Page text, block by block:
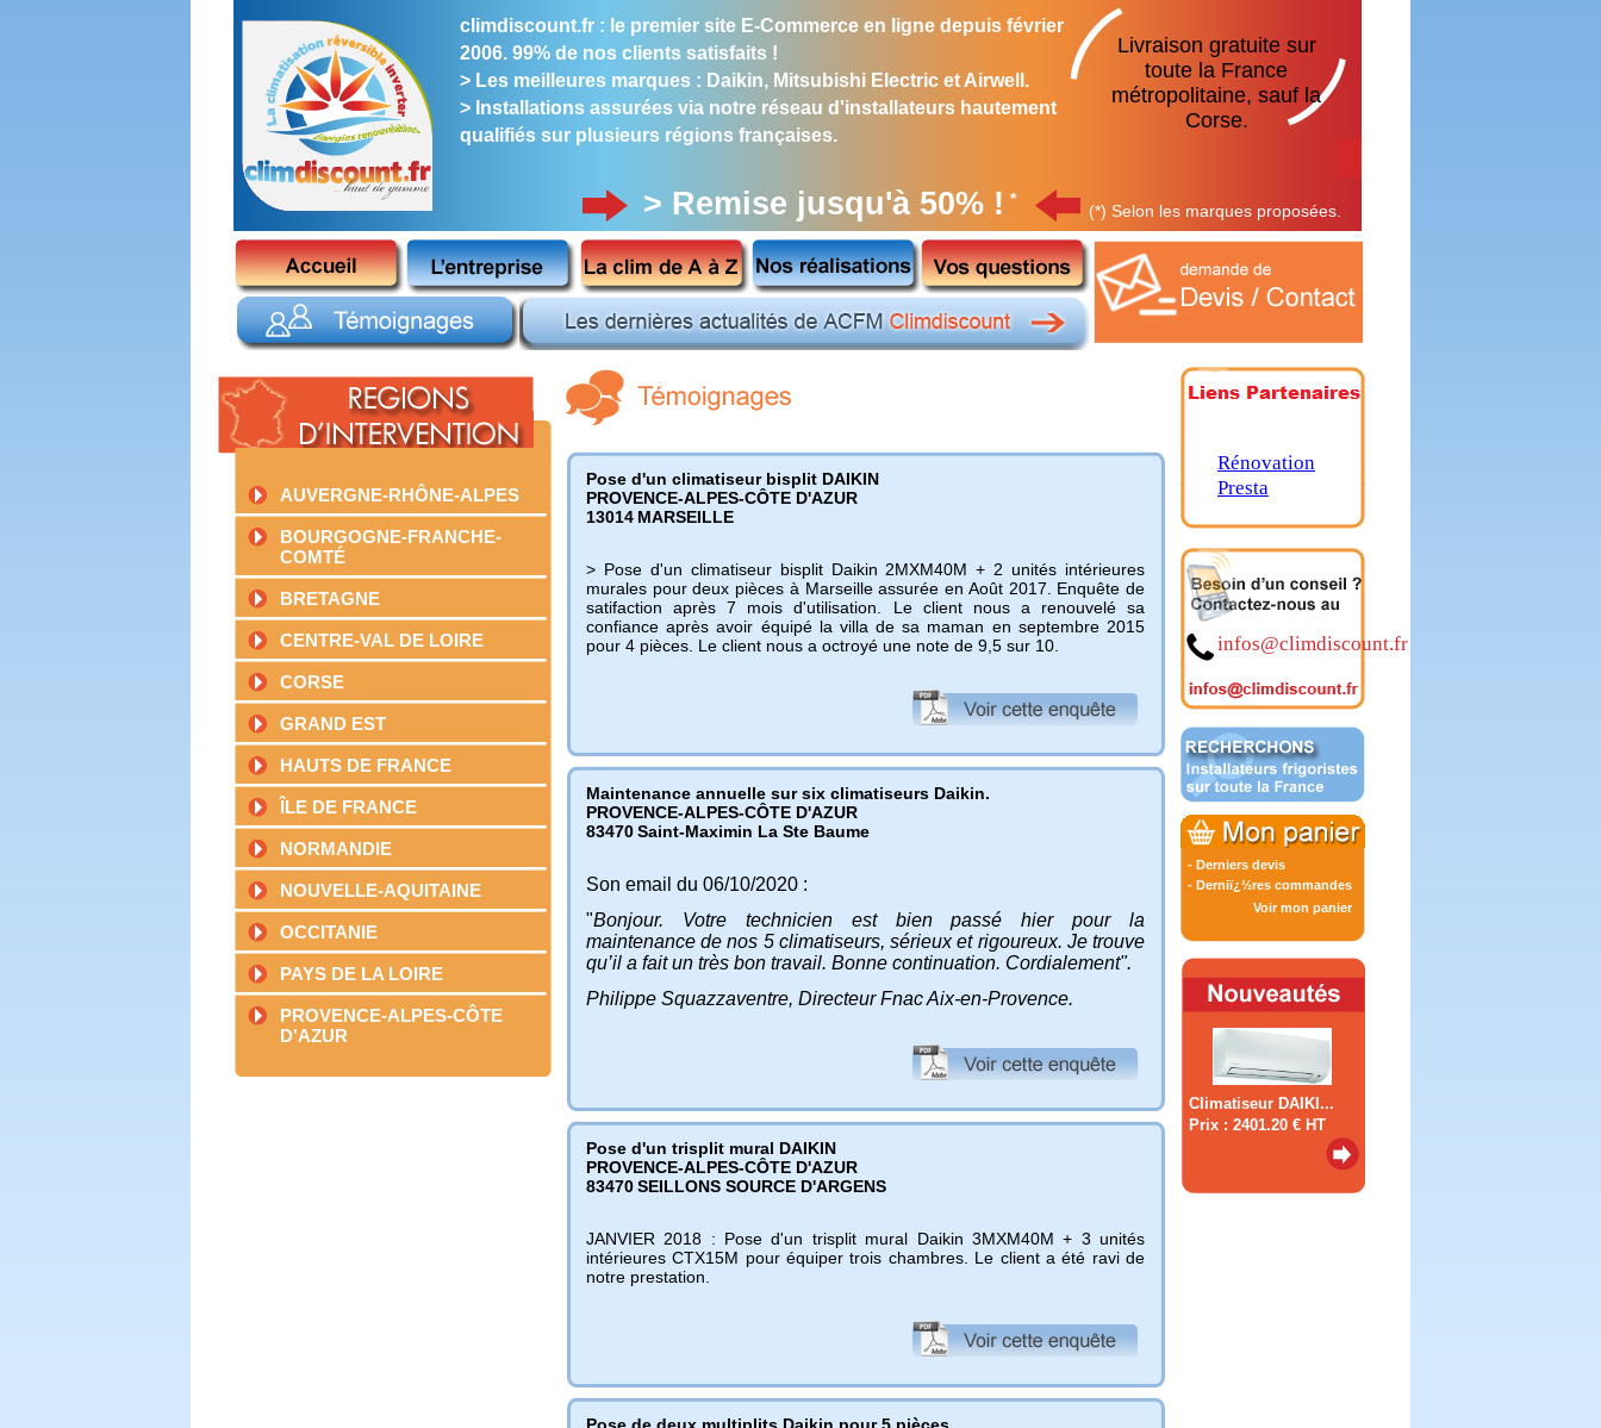
climdiscount.fr : le premier site E-Commerce en ligne depuis février
2006. 99% de nos clients satisfaits !
> Les meilleures marques : Daikin, Mitsubishi Electric et Airwell.
> Installations assurées via notre réseau d'installateurs hautement
qualifiés sur plusieurs régions françaises.
Livraison gratuite sur
toute la France
métropolitaine, sauf la
Corse.
> Remise jusqu'à 50% ! *
(*) Selon les marques proposées.
AUVERGNE-RHÔNE-ALPES
BOURGOGNE-FRANCHE-
COMTÉ
BRETAGNE
CENTRE-VAL DE LOIRE
CORSE
GRAND EST
HAUTS DE FRANCE
ÎLE DE FRANCE
NORMANDIE
NOUVELLE-AQUITAINE
OCCITANIE
PAYS DE LA LOIRE
PROVENCE-ALPES-CÔTE
D'AZUR
Pose d'un climatiseur bisplit DAIKIN
PROVENCE-ALPES-CÔTE D'AZUR
13014 MARSEILLE
> Pose d'un climatiseur bisplit Daikin 2MXM40M + 2 unités intérieures
murales pour deux pièces à Marseille assurée en Août 2017. Enquête de
satifaction après 7 mois d'utilisation. Le client nous a renouvelé sa
confiance après avoir équipé la villa de sa maman en septembre 2015
pour 4 pièces. Le client nous a octroyé une note de 9,5 sur 10.
Maintenance annuelle sur six climatiseurs Daikin.
PROVENCE-ALPES-CÔTE D'AZUR
83470Saint-Maximin La Ste Baume
Son email du 06/10/2020 :
"Bonjour. Votre technicien est bien passé hier pour la
maintenance de nos 5 climatiseurs, sérieux et rigoureux. Je trouve
qu’il a fait un très bon travail. Bonne continuation. Cordialement".
Philippe Squazzaventre, Directeur Fnac Aix-en-Provence.
Pose d'un trisplit mural DAIKIN
PROVENCE-ALPES-CÔTE D'AZUR
83470SEILLONS SOURCE D'ARGENS
JANVIER 2018 : Pose d'un trisplit mural Daikin 3MXM40M + 3 unités
intérieures CTX15M pour équiper trois chambres. Le client a été ravi de
notre prestation.
Rénovation
Presta
infos@climdiscount.fr
- Derniers devis
- Derniï¿½res commandes
Voir mon panier
Climatiseur DAIKI...
Prix : 2401.20 € HT